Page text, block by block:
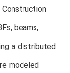
beams,
a distributed
modeled